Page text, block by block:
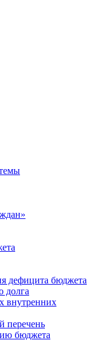
дефицита бюджета
долга
внутренних
перечень
бюджета